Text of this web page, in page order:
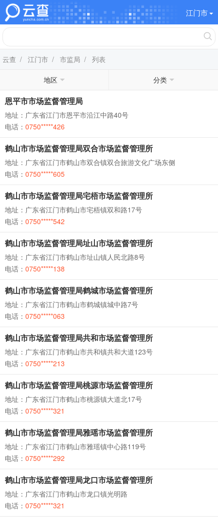
江门市
云查 / 江门市 / 市监局 / 列表
地区 分类
恩平市市场监督管理局
地址：广东省江门市恩平市沿江中路40号
电话： 0750*****426
鹤山市市场监督管理局双合市场监督管理所
地址：广东省江门市鹤山市双合镇双合旅游文化广场东侧
电话： 0750*****605
鹤山市市场监督管理局宅梧市场监督管理所
地址：广东省江门市鹤山市宅梧镇双和路17号
电话： 0750*****542
鹤山市市场监督管理局址山市场监督管理所
地址：广东省江门市鹤山市址山镇人民北路8号
电话： 0750*****138
鹤山市市场监督管理局鹤城市场监督管理所
地址：广东省江门市鹤山市鹤城镇城中路7号
电话： 0750*****063
鹤山市市场监督管理局共和市场监督管理所
地址：广东省江门市鹤山市共和镇共和大道123号
电话： 0750*****213
鹤山市市场监督管理局桃源市场监督管理所
地址：广东省江门市鹤山市桃源镇大道北17号
电话： 0750*****321
鹤山市市场监督管理局雅瑶市场监督管理所
地址：广东省江门市鹤山市雅瑶镇中心路119号
电话： 0750*****292
鹤山市市场监督管理局龙口市场监督管理所
地址：广东省江门市鹤山市龙口镇光明路
电话： 0750*****321